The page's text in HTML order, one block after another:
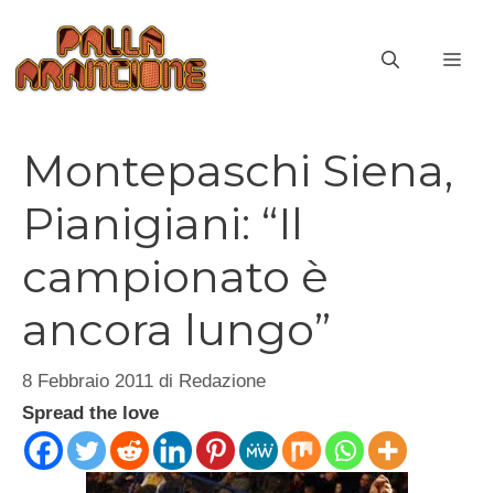
contenuto
Montepaschi Siena,
Pianigiani: “Il
campionato è
ancora lungo”
8 Febbraio 2011 di Redazione
Spread the love